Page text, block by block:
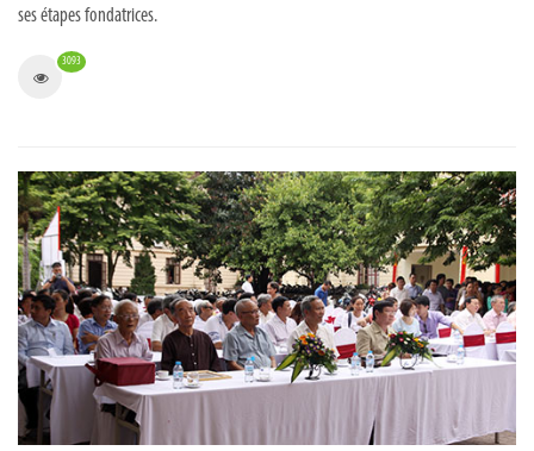
ses étapes fondatrices.
3093